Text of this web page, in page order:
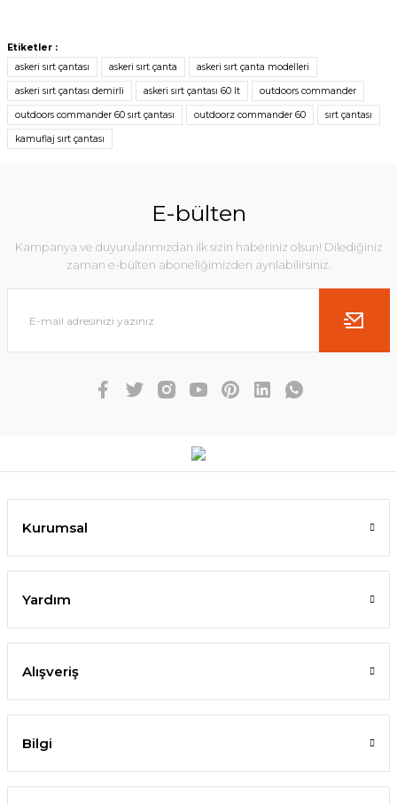
Etiketler :
askeri sırt çantası
askeri sırt çanta askeri sırt çanta modelleri
askeri sırt çantası demirli askeri sırt çantası 60 lt outdoors commander
outdoors commander 60 sırt çantası outdoorz commander 60 sırt çantası
kamuflaj sırt çantası
E-bülten
Kampanya ve duyurularımızdan ilk sizin haberiniz olsun! Dilediğiniz
zaman e-bülten aboneliğimizden ayrılabilirsiniz.
Kurumsal
Yardım
Alışveriş
Bilgi